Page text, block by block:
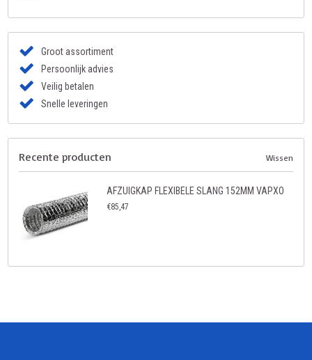
Groot assortiment
Persoonlijk advies
Veilig betalen
Snelle leveringen
Recente producten Wissen
AFZUIGKAP FLEXIBELE SLANG 152MM VAPXO
€85,47